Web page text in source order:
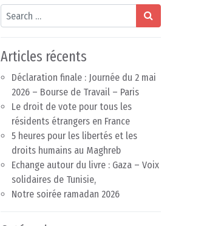
Search
Articles récents
Déclaration finale : Journée du 2 mai
2026 – Bourse de Travail – Paris
Le droit de vote pour tous les
résidents étrangers en France
5 heures pour les libertés et les
droits humains au Maghreb
Echange autour du livre : Gaza – Voix
solidaires de Tunisie,
Notre soirée ramadan 2026